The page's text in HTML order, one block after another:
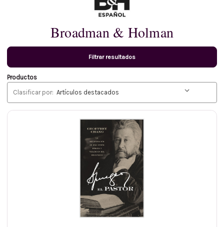
Broadman & Holman
Filtrar resultados
Productos
Clasificar por: